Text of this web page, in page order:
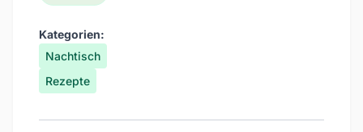
Kategorien:
Nachtisch
Rezepte